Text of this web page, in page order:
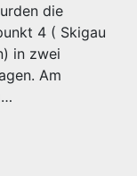
die
4 ( Skigau
in zwei
Am